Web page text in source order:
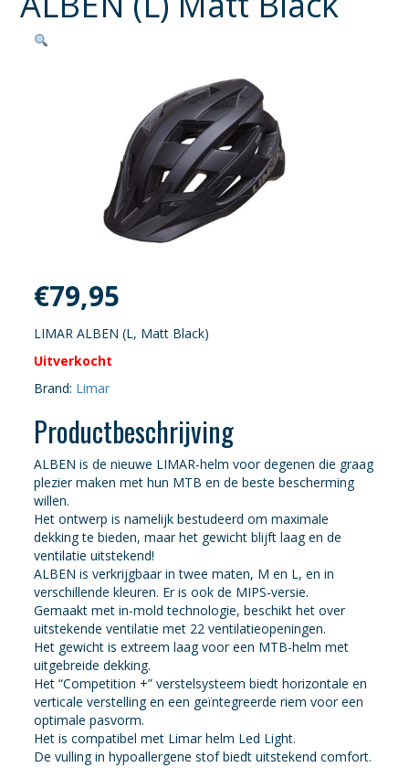
€79,95
LIMAR ALBEN (L, Matt Black)
Uitverkocht
Brand: Limar
Productbeschrijving
ALBEN is de nieuwe LIMAR-helm voor degenen die graag
plezier maken met hun MTB en de beste bescherming
willen.
Het ontwerp is namelijk bestudeerd om maximale
dekking te bieden, maar het gewicht blijft laag en de
ventilatie uitstekend!
ALBEN is verkrijgbaar in twee maten, M en L, en in
verschillende kleuren. Er is ook de MIPS-versie.
Gemaakt met in-mold technologie, beschikt het over
uitstekende ventilatie met 22 ventilatieopeningen.
Het gewicht is extreem laag voor een MTB-helm met
uitgebreide dekking.
Het “Competition +” verstelsysteem biedt horizontale en
verticale verstelling en een geïntegreerde riem voor een
optimale pasvorm.
Het is compatibel met Limar helm Led Light.
De vulling in hypoallergene stof biedt uitstekend comfort.